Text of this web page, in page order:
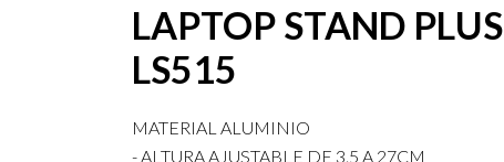
LAPTOP STAND PLUS
LS515
MATERIAL ALUMINIO
- ALTURA AJUSTABLE DE 3.5 A 27CM